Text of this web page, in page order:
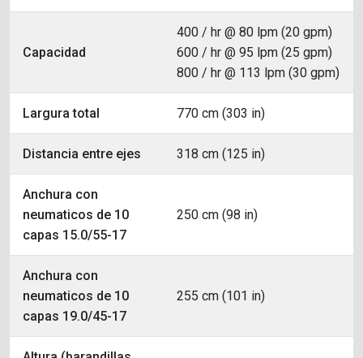
Capacidad
400 / hr @ 80 lpm (20 gpm)
600 / hr @ 95 lpm (25 gpm)
800 / hr @ 113 lpm (30 gpm)
Largura total 770 cm (303 in)
Distancia entre ejes 318 cm (125 in)
Anchura con
neumaticos de 10
capas 15.0/55-17
250 cm (98 in)
Anchura con
neumaticos de 10
capas 19.0/45-17
255 cm (101 in)